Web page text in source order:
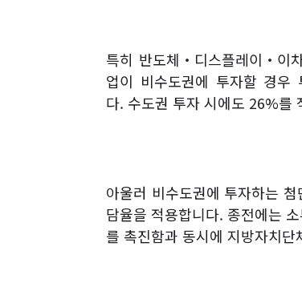
특히 반도체 ‧ 디스플레이 ‧ 이
업이 비수도권에 투자할 경우
다. 수도권 투자 시에도 26%를
아울러 비수도권에 투자하는 첨
담율을 적용합니다. 종전에는
를 촉진함과 동시에 지방자치